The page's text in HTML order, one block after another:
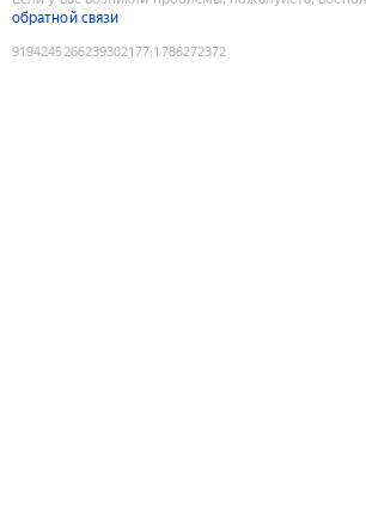
обратной связи
9194245266239302177:1786272372